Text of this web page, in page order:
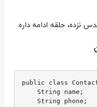
نزده، حلقه ادامه داره.
public class
    String name;
    String phone;